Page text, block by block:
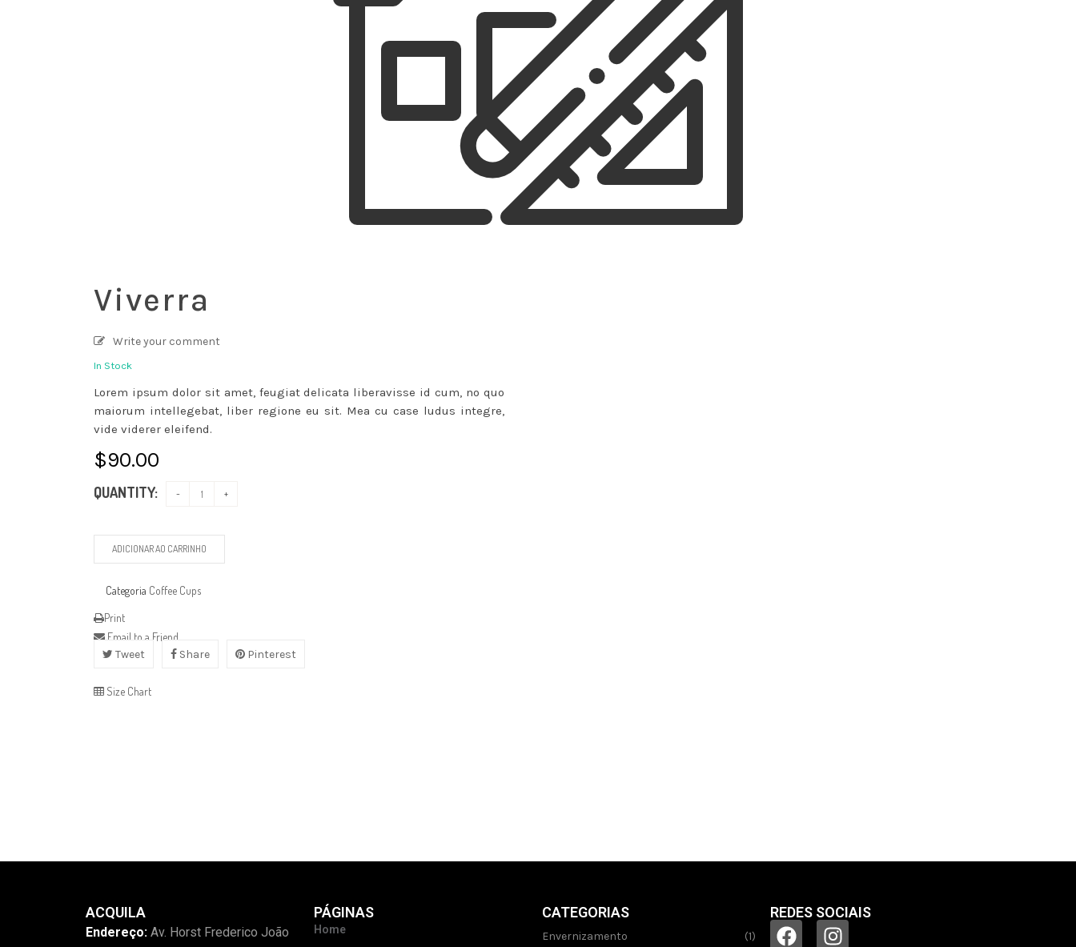
Viverra
Write your comment
In Stock
Lorem ipsum dolor sit amet, feugiat delicata liberavisse id cum, no quo
maiorum intellegebat, liber regione eu sit. Mea cu case ludus integre,
vide viderer eleifend.
$90.00
QUANTITY:
ADICIONAR AO CARRINHO
Categoria Coffee Cups
Print
Email to a Friend
Tweet
Share Pinterest
Size Chart
ACQUILA
Endereço: Av. Horst Frederico João
PÁGINAS
Home
CATEGORIAS
Envernizamento (1)
REDES SOCIAIS